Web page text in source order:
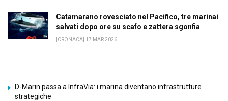
Catamarano rovesciato nel Pacifico, tre marinai
salvati dopo ore su scafo e zattera sgonfia
[CRONACA] 17 MAR 2026
D-Marin passa a InfraVia: i marina diventano infrastrutture
strategiche